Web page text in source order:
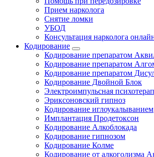
Прием нарколога
Снятие ломки
УБОД
Консультация нарколога
Кодирование
Кодирование препаратом
Кодирование препаратом
Кодирование препаратом
Кодирование Двойной Блок
Электроимпульсная
Эриксоновский гипноз
Кодирование иглоукалыванием
Имплантация Продетоксон
Кодирование Алкоблокада
Кодирование гипнозом
Кодирование Колме
Кодирование от алкоголизма